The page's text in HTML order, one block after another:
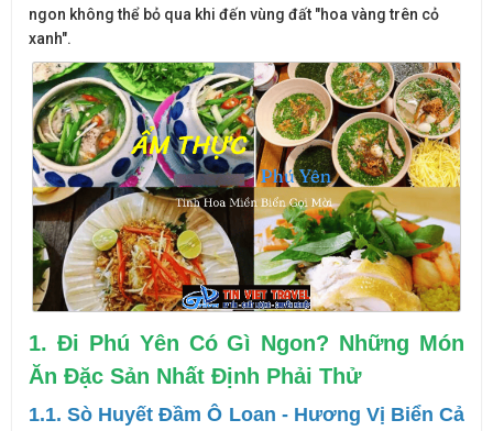
ngon không thể bỏ qua khi đến vùng đất "hoa vàng trên cỏ
xanh".
1. Đi Phú Yên Có Gì Ngon? Những Món
Ăn Đặc Sản Nhất Định Phải Thử
1.1. Sò Huyết Đầm Ô Loan - Hương Vị Biển Cả